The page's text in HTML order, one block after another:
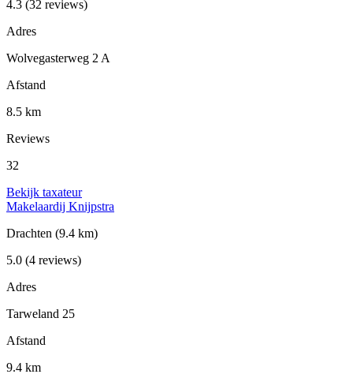
4.3 (32 reviews)
Adres
Wolvegasterweg 2 A
Afstand
8.5 km
Reviews
32
Bekijk taxateur
Makelaardij Knijpstra
Drachten (9.4 km)
5.0 (4 reviews)
Adres
Tarweland 25
Afstand
9.4 km